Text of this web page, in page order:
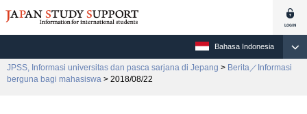
Bahasa Indonesia
JPSS, Informasi universitas dan pasca sarjana di Jepang > Berita／Informasi
berguna bagi mahasiswa > 2018/08/22